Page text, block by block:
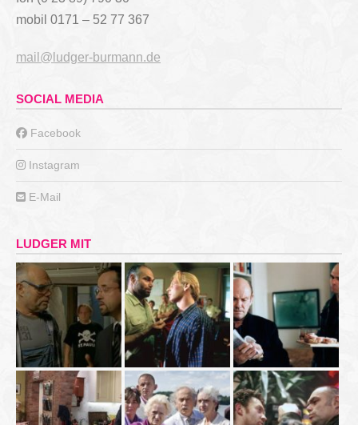
mobil 0171 – 52 77 367
mail@ludger-burmann.de
SOCIAL MEDIA
Facebook
Instagram
E-Mail
LUDGER MIT